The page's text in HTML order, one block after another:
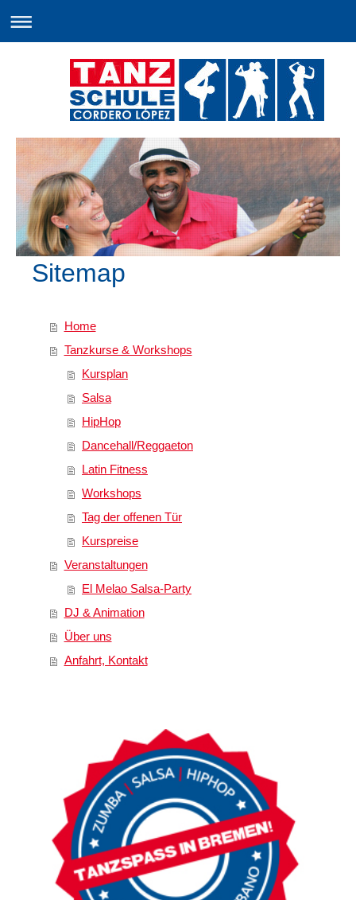
Sitemap
Home
Tanzkurse & Workshops
Kursplan
Salsa
HipHop
Dancehall/Reggaeton
Latin Fitness
Workshops
Tag der offenen Tür
Kurspreise
Veranstaltungen
El Melao Salsa-Party
DJ & Animation
Über uns
Anfahrt, Kontakt